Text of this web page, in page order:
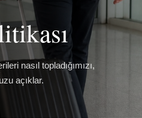
nasıl topladığımızı,
açıklar.